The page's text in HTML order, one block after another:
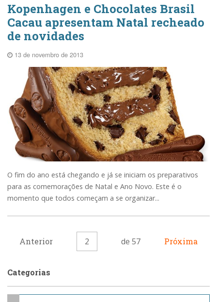
Kopenhagen e Chocolates Brasil
Cacau apresentam Natal recheado
de novidades
13 de novembro de 2013
O fim do ano está chegando e já se iniciam os preparativos
para as comemorações de Natal e Ano Novo. Este é o
momento que todos começam a se organizar...
Anterior 2 de 57 Próxima
Categorias